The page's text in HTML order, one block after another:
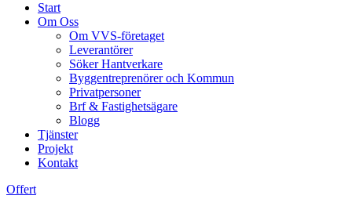
Start
Om Oss
Om VVS-företaget
Leverantörer
Söker Hantverkare
Byggentreprenörer och Kommun
Privatpersoner
Brf & Fastighetsägare
Blogg
Tjänster
Projekt
Kontakt
Offert